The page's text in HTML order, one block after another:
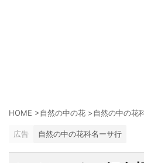
HOME >自然の中の花 >自然の中の花
広告 自然の中の花科名ーサ行